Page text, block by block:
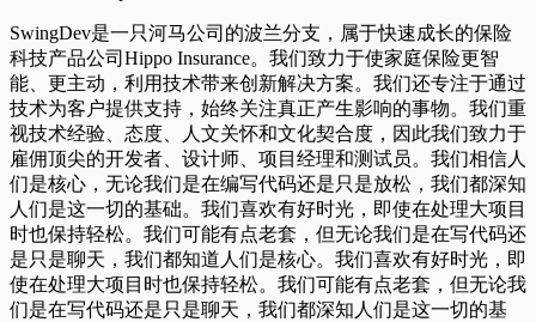
SwingDev是一只河马公司的波兰分支，属于快速成长的保险
科技产品公司Hippo Insurance。我们致力于使家庭保险更智
能、更主动，利用技术带来创新解决方案。我们还专注于通过
技术为客户提供支持，始终关注真正产生影响的事物。我们重
视技术经验、态度、人文关怀和文化契合度，因此我们致力于
雇佣顶尖的开发者、设计师、项目经理和测试员。我们相信人
们是核心，无论我们是在编写代码还是只是放松，我们都深知
人们是这一切的基础。我们喜欢有好时光，即使在处理大项目
时也保持轻松。我们可能有点老套，但无论我们是在写代码还
是只是聊天，我们都知道人们是核心。我们喜欢有好时光，即
使在处理大项目时也保持轻松。我们可能有点老套，但无论我
们是在写代码还是只是聊天，我们都深知人们是这一切的基